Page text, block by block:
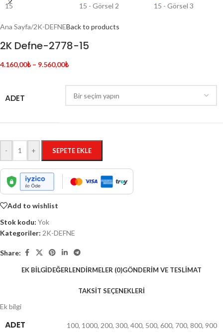
Ana Sayfa/2K-DEFNEBack to products
2K Defne-2778-15
4.160,00₺ – 9.560,00₺
ADET
- + SEPETE EKLE
Add to wishlist
Stok kodu: Yok
Kategoriler: 2K-DEFNE
Share:
EK BILGIDEĞERLENDIRMELER (0)GÖNDERIM VE TESLIMAT
TAKSIT SEÇENEKLERI
Ek bilgi
ADET 100, 1000, 200, 300, 400, 500, 600, 700, 800, 900